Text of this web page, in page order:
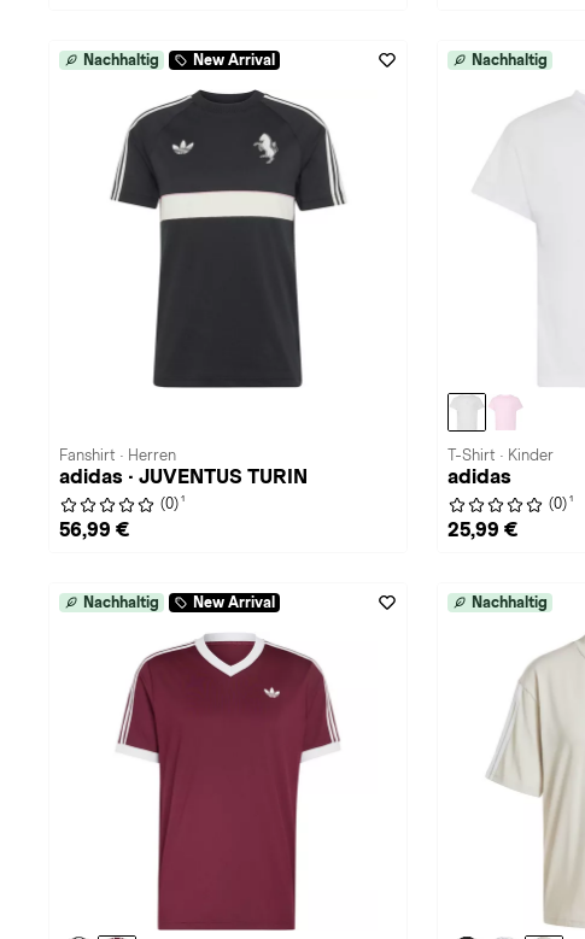
Nachhaltig New Arrival
Fanshirt · Herren
adidas · JUVENTUS TURIN
(0) 1
56,99 €
Nachhaltig
T-Shirt · Kinder
adidas
(0) 1
25,99 €
Nachhaltig New Arrival Nachhaltig